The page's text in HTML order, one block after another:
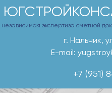
независимая экспертиза сметной
г. Нальчик,
E-mail:
+7 (951)